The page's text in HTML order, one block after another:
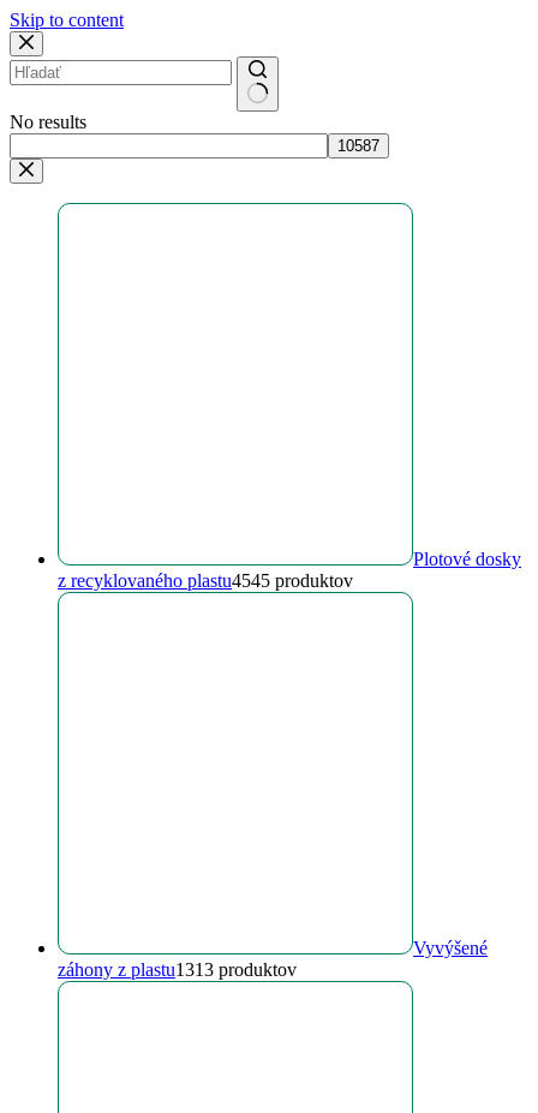
Skip to content
No results
Plotové dosky
z recyklovaného plastu4545 produktov
Vyvýšené
záhony z plastu1313 produktov